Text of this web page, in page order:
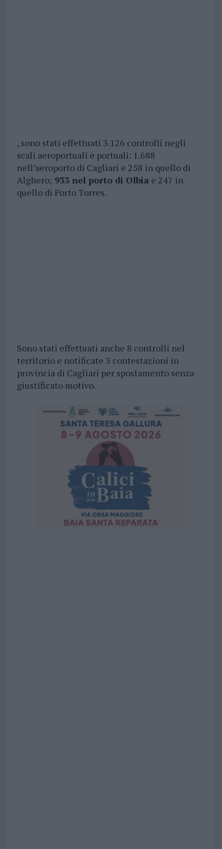
, sono stati effettuati 3.126 controlli negli
scali aeroportuali e portuali: 1.688
nell’aeroporto di Cagliari e 258 in quello di
Alghero; 933 nel porto di Olbia e 247 in
quello di Porto Torres.
Sono stati effettuati anche 8 controlli nel
territorio e notificate 3 contestazioni in
provincia di Cagliari per spostamento senza
giustificato motivo.